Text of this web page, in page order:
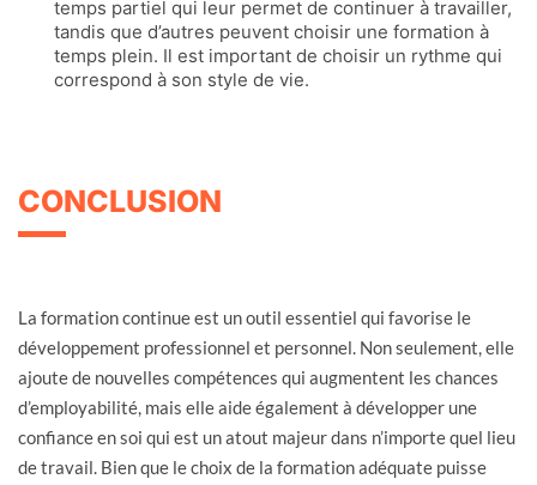
temps partiel qui leur permet de continuer à travailler,
tandis que d’autres peuvent choisir une formation à
temps plein. Il est important de choisir un rythme qui
correspond à son style de vie.
CONCLUSION
La formation continue est un outil essentiel qui favorise le
développement professionnel et personnel. Non seulement, elle
ajoute de nouvelles compétences qui augmentent les chances
d’employabilité, mais elle aide également à développer une
confiance en soi qui est un atout majeur dans n’importe quel lieu
de travail. Bien que le choix de la formation adéquate puisse